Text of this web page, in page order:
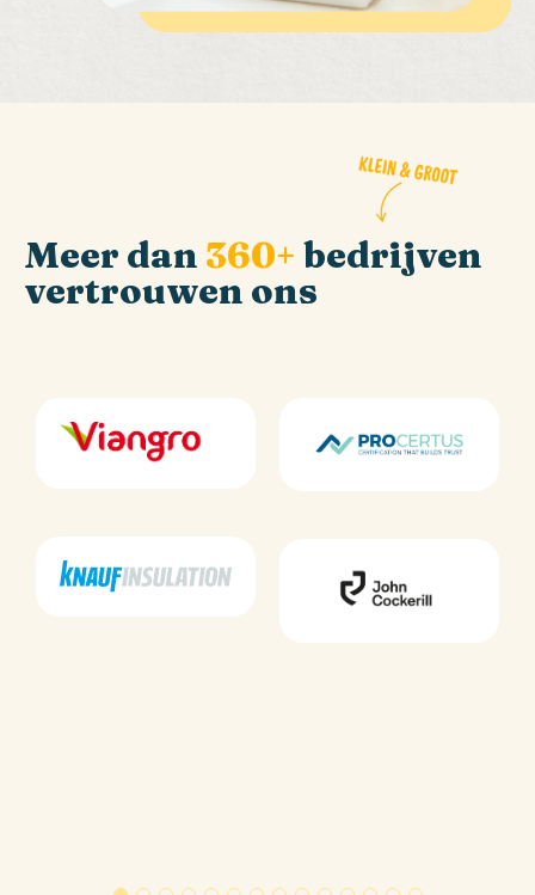
Meer dan 360+ bedrijven
vertrouwen ons